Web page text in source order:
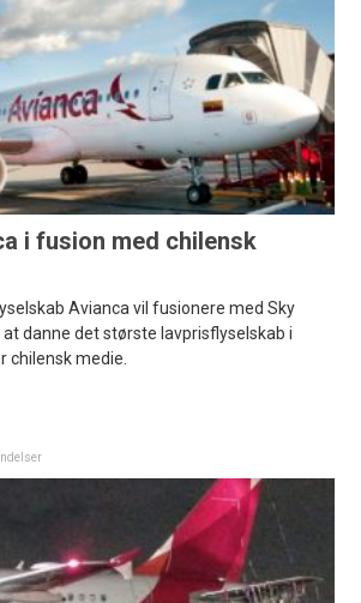
i fusion med chilensk
Avianca vil fusionere med Sky
danne det største lavprisflyselskab i
chilensk medie.